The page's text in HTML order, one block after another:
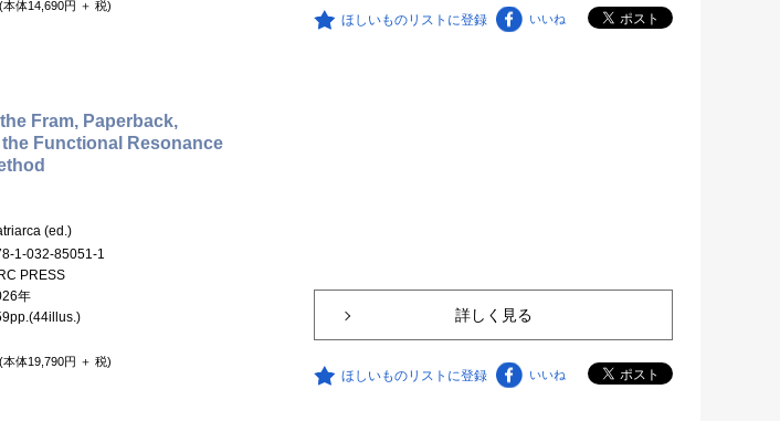
(本体14,690円 ＋ 税)
ほしいものリストに登録 いいね
Fram, Paperback,
Functional Resonance
(ed.)
1-032-85051-1
PRESS
年
(本体19,790円 ＋ 税)
詳しく見る
ほしいものリストに登録 いいね